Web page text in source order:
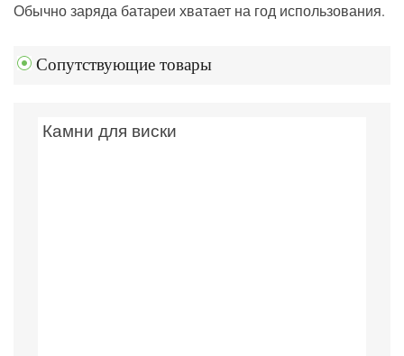
Обычно заряда батареи хватает на год использования.
Сопутствующие товары
Камни для виски